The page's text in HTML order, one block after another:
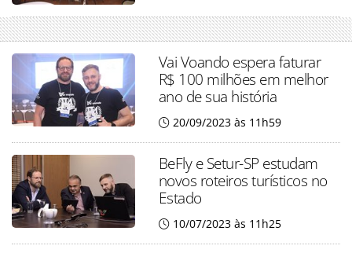
Vai Voando espera faturar
R$ 100 milhões em melhor
ano de sua história
20/09/2023 às 11h59
BeFly e Setur-SP estudam
novos roteiros turísticos no
Estado
10/07/2023 às 11h25